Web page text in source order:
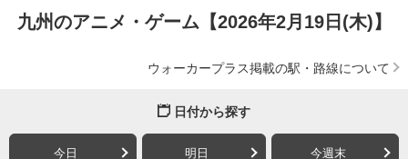
九州のアニメ・ゲーム【2026年2月19日(木)】
ウォーカープラス掲載の駅・路線について
日付から探す
今日 明日 今週末